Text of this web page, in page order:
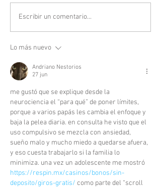
Escribir un comentario...
Lo más nuevo
Andriano Nestorios
27 jun
me gustó que se explique desde la
neurociencia el “para qué” de poner límites,
porque a varios papás les cambia el enfoque y
baja la pelea diaria. en consulta he visto que el
uso compulsivo se mezcla con ansiedad,
sueño malo y mucho miedo a quedarse afuera,
y eso cuesta trabajarlo si la familia lo
minimiza. una vez un adolescente me mostró
https://respin.mx/casinos/bonos/sin-
deposito/giros-gratis/ como parte del “scroll